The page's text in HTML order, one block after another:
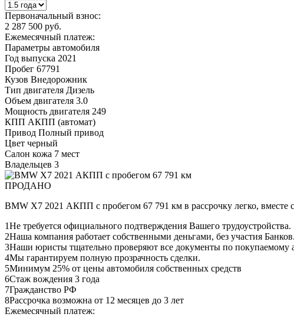
Первоначальный взнос:
2 287 500 руб.
Ежемесячный платеж:
Параметры автомобиля
Год выпуска 2021
Пробег 67791
Кузов Внедорожник
Тип двигателя Дизель
Объем двигателя 3.0
Мощность двигателя 249
КПП АКПП (автомат)
Привод Полный привод
Цвет черный
Салон кожа 7 мест
Владельцев 3
ПРОДАНО
BMW X7 2021 АКПП с пробегом 67 791 км в рассрочку легко, вместе
1Не требуется официального подтверждения Вашего трудоустройства.
2Наша компания работает собственными деньгами, без участия Банков.
3Наши юристы тщательно проверяют все документы по покупаемому
4Мы гарантируем полную прозрачность сделки.
5Минимум 25% от цены автомобиля собственных средств
6Стаж вождения 3 года
7Гражданство РФ
8Рассрочка возможна от 12 месяцев до 3 лет
Ежемесячный платеж: